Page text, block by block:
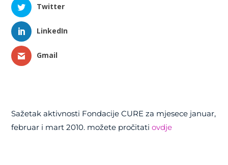
Twitter
LinkedIn
Gmail
Sažetak aktivnosti Fondacije CURE za mjesece januar,
februar i mart 2010. možete pročitatiovdje